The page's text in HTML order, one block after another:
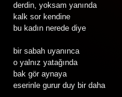
derdin, yoksam yanında
kalk sor kendine
bu kadın nerede diye
bir sabah uyanınca
o yalnız yatağında
bak gör aynaya
eserinle gurur duy bir daha